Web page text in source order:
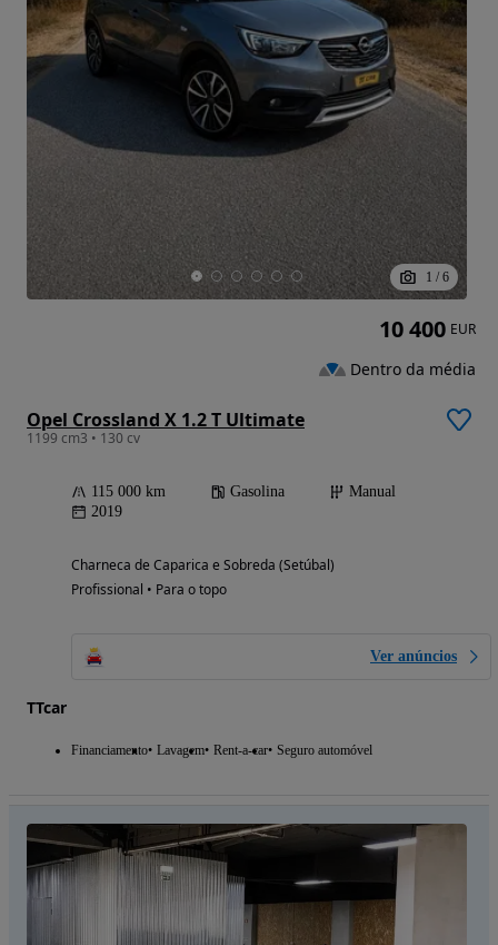
1 / 6
Opel Crossland X 1.2 T Ultimate
1199 cm3 • 130 cv
115 000 km Gasolina
Manual
2019
Charneca de Caparica e Sobreda (Setúbal)
Profissional • Para o topo
Ver anúncios
TTcar
Financiamento Lavagem Rent-a-car Seguro automóvel
10 400 EUR
Dentro da média